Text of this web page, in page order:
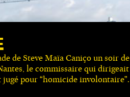
de Steve Maïa Caniço un soir de
le commissaire qui dirigeait
pour “homicide involontaire”.